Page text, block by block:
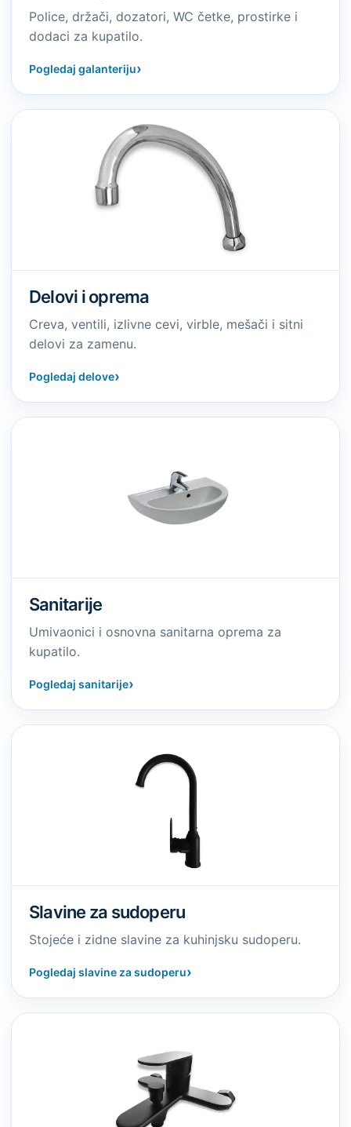
Police, držači, dozatori, WC četke, prostirke i
dodaci za kupatilo.
Pogledaj galanteriju›
Delovi i oprema
Creva, ventili, izlivne cevi, virble, mešači i sitni
delovi za zamenu.
Pogledaj delove›
Sanitarije
Umivaonici i osnovna sanitarna oprema za
kupatilo.
Pogledaj sanitarije›
Slavine za sudoperu
Stojeće i zidne slavine za kuhinjsku sudoperu.
Pogledaj slavine za sudoperu›